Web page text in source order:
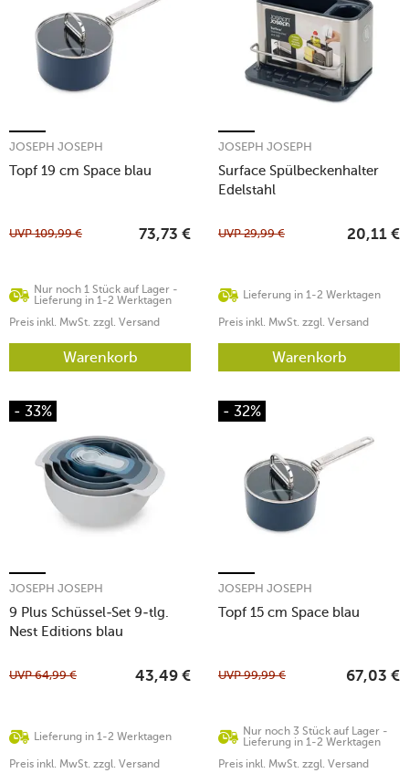
Topf 19 cm Space blau
JOSEPH JOSEPH
Nur noch 1 Stück auf Lager -
Lieferung in 1-2 Werktagen
UVP109,99 € 73,73 €
Preis inkl. MwSt. zzgl. Versand
Warenkorb
Surface Spülbeckenhalter
Edelstahl
JOSEPH JOSEPH
Lieferung in 1-2 Werktagen
UVP29,99 € 20,11 €
Preis inkl. MwSt. zzgl. Versand
Warenkorb
- 33%
9 Plus Schüssel-Set 9-tlg.
Nest Editions blau
JOSEPH JOSEPH
Lieferung in 1-2 Werktagen
UVP64,99 € 43,49 €
Preis inkl. MwSt. zzgl. Versand
- 32%
Topf 15 cm Space blau
JOSEPH JOSEPH
Nur noch 3 Stück auf Lager -
Lieferung in 1-2 Werktagen
UVP99,99 € 67,03 €
Preis inkl. MwSt. zzgl. Versand